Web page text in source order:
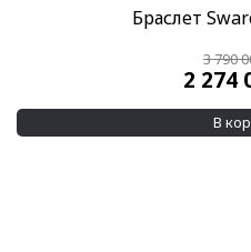
Браслет
3 790
2 274
В